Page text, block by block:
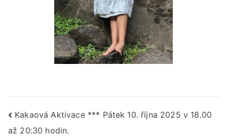
Navigace
Kakaová Aktivace *** Pátek 10. října 2025 v 18.00
až 20:30 hodin.